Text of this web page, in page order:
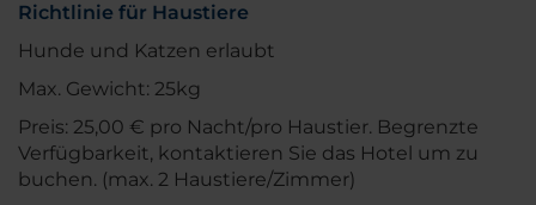
Richtlinie für Haustiere
Hunde und Katzen erlaubt
Max. Gewicht: 25kg
Preis: 25,00 € pro Nacht/pro Haustier. Begrenzte
Verfügbarkeit, kontaktieren Sie das Hotel um zu
buchen. (max. 2 Haustiere/Zimmer)